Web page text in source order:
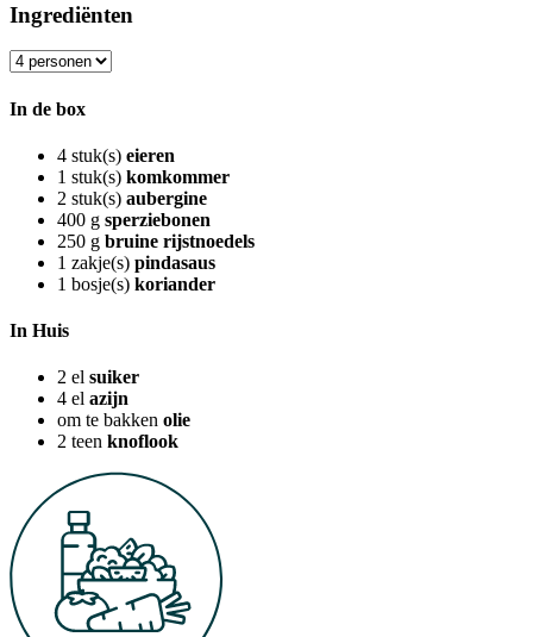
Ingrediënten
In de box
4 stuk(s) eieren
1 stuk(s) komkommer
2 stuk(s) aubergine
400 g sperziebonen
250 g bruine rijstnoedels
1 zakje(s) pindasaus
1 bosje(s) koriander
In Huis
2 el suiker
4 el azijn
om te bakken olie
2 teen knoflook